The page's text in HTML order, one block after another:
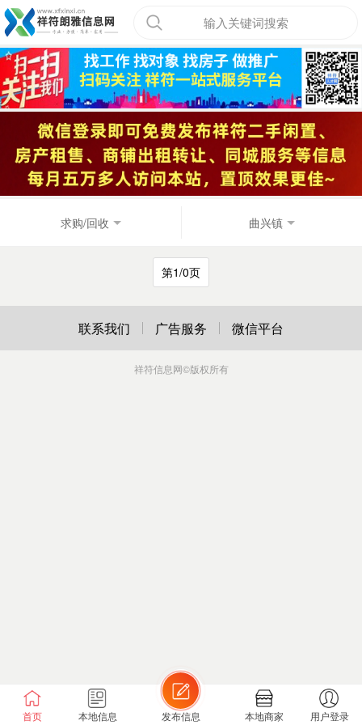
输入关键词搜索
求购/回收 曲兴镇
第1/0页
首页 本地信息 发布信息 本地商家 用户登录
联系我们 广告服务 微信平台
祥符信息网©版权所有